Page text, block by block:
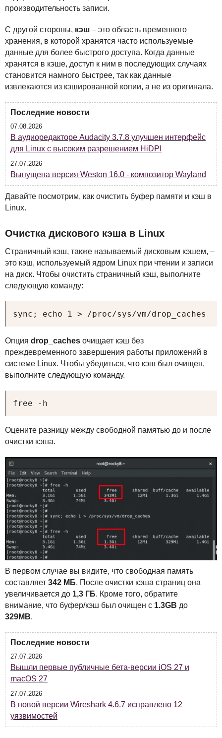
производительность записи.
С другой стороны, кэш – это область временного
хранения, в которой хранятся часто используемые
данные для более быстрого доступа. Когда данные
хранятся в кэше, доступ к ним в последующих случаях
становится намного быстрее, так как данные
извлекаются из кэшированной копии, а не из оригинала.
Последние новости
07.08.2026
В аудиоредакторе Audacity 3.7.8 улучшен интерфейс
для Linux с высоким разрешением HiDPI
27.07.2026
Выпущена версия Weston 16.0 - композитор Wayland
Давайте посмотрим, как очистить буфер памяти и кэш в
Linux.
Очистка дискового кэша в Linux
Страничный кэш, также называемый дисковым кэшем, –
это кэш, используемый ядром Linux при чтении и записи
на диск. Чтобы очистить страничный кэш, выполните
следующую команду:
sync; echo 1 > /proc/sys/vm/drop_caches
Опция drop_caches очищает кэш без
преждевременного завершения работы приложений в
системе Linux. Чтобы убедиться, что кэш был очищен,
выполните следующую команду.
free -h
Оцените разницу между свободной памятью до и после
очистки кэша.
В первом случае вы видите, что свободная память
составляет 342 МБ. После очистки кэша страниц она
увеличивается до 1,3 ГБ. Кроме того, обратите
внимание, что буфер/кэш был очищен с 1.3GB до
329MB.
Последние новости
27.07.2026
Вышли первые публичные бета-версии iOS 27 и
macOS 27
27.07.2026
В новой версии Wireshark 4.6.7 исправлено 12
уязвимостей